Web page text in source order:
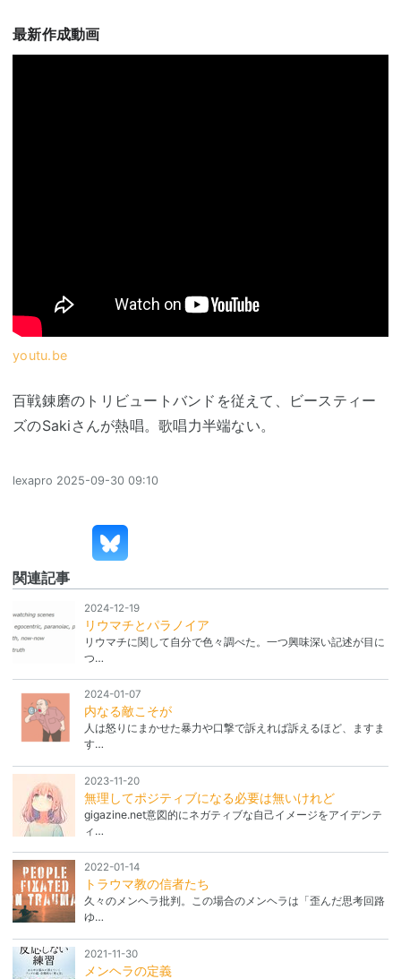
最新作成動画
youtu.be
百戦錬磨のトリビュートバンドを従えて、ビースティー
ズのSakiさんが熱唱。歌唱力半端ない。
lexapro 2025-09-30 09:10
関連記事
2024-12-19
リウマチとパラノイア
リウマチに関して自分で色々調べた。一つ興味深い記述が目に
つ…
2024-01-07
内なる敵こそが
人は怒りにまかせた暴力や口撃で訴えれば訴えるほど、ますま
す…
2023-11-20
無理してポジティブになる必要は無いけれど
gigazine.net意図的にネガティブな自己イメージをアイデンテ
ィ…
2022-01-14
トラウマ教の信者たち
久々のメンヘラ批判。この場合のメンヘラは「歪んだ思考回路
ゆ…
2021-11-30
メンヘラの定義